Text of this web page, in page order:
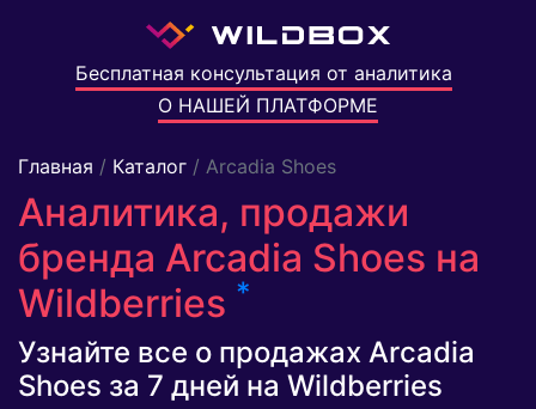
Бесплатная консультация от аналитика
О НАШЕЙ ПЛАТФОРМЕ
Главная / Каталог / Arcadia Shoes
Аналитика, продажи
бренда Arcadia Shoes на
Wildberries *
Узнайте все о продажах Arcadia
Shoes за 7 дней на Wildberries